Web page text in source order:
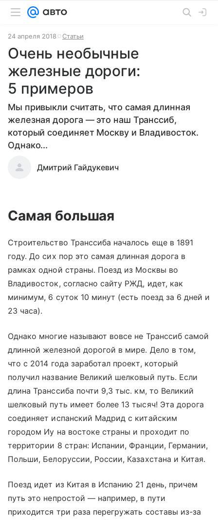
24 апреля 2018 Статьи
Очень необычные
железные дороги:
5 примеров
Мы привыкли считать, что самая длинная
железная дорога — это наш Транссиб,
который соединяет Москву и Владивосток.
Однако...
Дмитрий Гайдукевич
Самая большая
Строительство Транссиба началось еще в 1891
году. До сих пор это самая длинная дорога в
рамках одной страны. Поезд из Москвы во
Владивосток, согласно сайту РЖД, идет, как
минимум, 6 суток 10 минут (есть поезд за 6 дней и
23 часа).
Однако многие называют вовсе не Транссиб самой
длинной железной дорогой в мире. Дело в том,
что с 2014 года заработал проект, который
получил название Великий шелковый путь. Если
длина Транссиба почти 9,3 тыс. км, то Великий
шелковый путь имеет более 13 тысяч! Эта дорога
соединяет испанский Мадрид с китайским
городом Иу на востоке страны и проходит по
территории 8 стран: Испании, Франции, Германии,
Польши, Белоруссии, России, Казахстана и Китая.
Поезд идет из Китая в Испанию 21 день, причем
путь это непростой — например, в пути
приходится три раза перегружать составы из-за